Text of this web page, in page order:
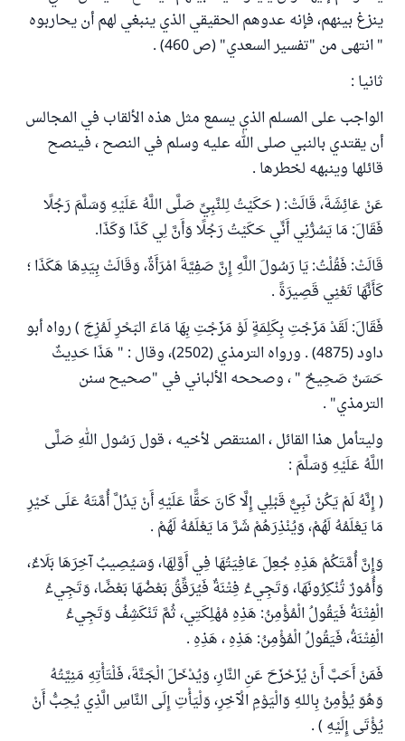
ينزغ بينهم، فإنه عدوهم الحقيقي الذي ينبغي لهم أن يحاربوه
" انتهى من "تفسير السعدي" (ص 460) .
ثانيا :
الواجب على المسلم الذي يسمع مثل هذه الألقاب في المجالس
أن يقتدي بالنبي صلى الله عليه وسلم في النصح ، فينصح
قائلها وينبهه لخطرها .
عَنْ عَائِشَةَ، قَالَتْ: ( حَكَيْتُ لِلنَّبِيِّ صَلَّى اللَّهُ عَلَيْهِ وَسَلَّمَ رَجُلًا
فَقَالَ: مَا يَسُرُّنِي أَنِّي حَكَيْتُ رَجُلًا وَأَنَّ لِي كَذَا وَكَذَا.
قَالَتْ: فَقُلْتُ: يَا رَسُولَ اللَّهِ إِنَّ صَفِيَّةَ امْرَأَةٌ، وَقَالَتْ بِيَدِهَا هَكَذَا ؛
كَأَنَّهَا تَعْنِي قَصِيرَةً .
فَقَالَ: لَقَدْ مَزَجْتِ بِكَلِمَةٍ لَوْ مَزَجْتِ بِهَا مَاءَ البَحْرِ لَمُزِجَ ) رواه أبو
داود (4875) . ورواه الترمذي (2502)، وقال : " هَذَا حَدِيثٌ
حَسَنٌ صَحِيحٌ " ، وصححه الألباني في "صحيح سنن
الترمذي" .
وليتأمل هذا القائل ، المنتقص لأخيه ، قول رَسُول اللهِ صَلَّى
اللَّهُ عَلَيْهِ وَسَلَّمَ :
( إِنَّهُ لَمْ يَكُنْ نَبِيٌّ قَبْلِي إِلَّا كَانَ حَقًّا عَلَيْهِ أَنْ يَدُلَّ أُمَّتَهُ عَلَى خَيْرِ
مَا يَعْلَمُهُ لَهُمْ، وَيُنْذِرَهُمْ شَرَّ مَا يَعْلَمُهُ لَهُمْ .
وَإِنَّ أُمَّتَكُمْ هَذِهِ جُعِلَ عَافِيَتُهَا فِي أَوَّلِهَا، وَسَيُصِيبُ آخِرَهَا بَلَاءٌ،
وَأُمُورٌ تُنْكِرُونَهَا، وَتَجِيءُ فِتْنَةٌ فَيُرَقِّقُ بَعْضُهَا بَعْضًا، وَتَجِيءُ
الْفِتْنَةُ فَيَقُولُ الْمُؤْمِنُ: هَذِهِ مُهْلِكَتِي، ثُمَّ تَنْكَشِفُ وَتَجِيءُ
الْفِتْنَةُ، فَيَقُولُ الْمُؤْمِنُ: هَذِهِ ، هَذِهِ .
فَمَنْ أَحَبَّ أَنْ يُزَحْزَحَ عَنِ النَّارِ، وَيُدْخَلَ الْجَنَّةَ، فَلْتَأْتِهِ مَنِيَّتُهُ
وَهُوَ يُؤْمِنُ بِاللهِ وَالْيَوْمِ الْآخِرِ، وَلْيَأْتِ إِلَى النَّاسِ الَّذِي يُحِبُّ أَنْ
يُؤْتَى إِلَيْهِ ) .